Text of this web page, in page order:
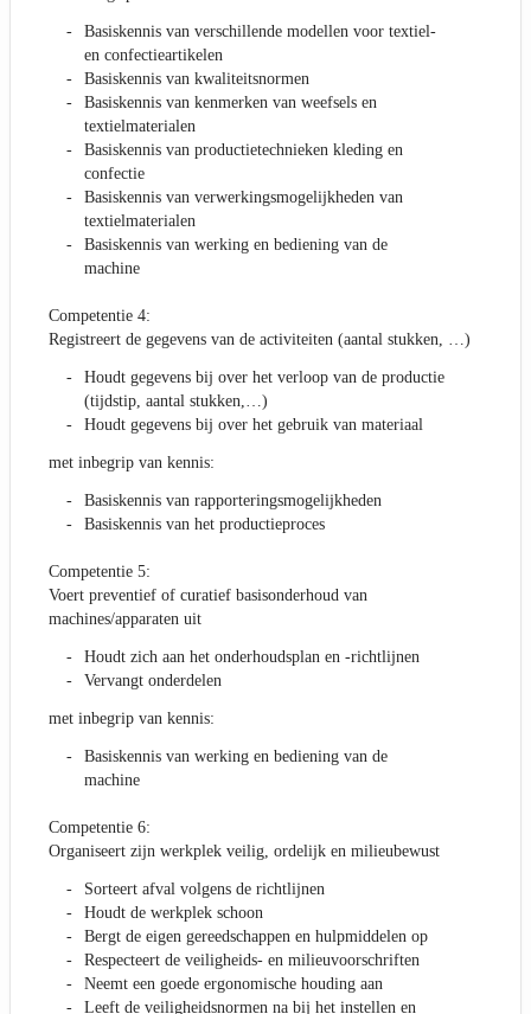
Basiskennis van verschillende modellen voor textiel-
en confectieartikelen
Basiskennis van kwaliteitsnormen
Basiskennis van kenmerken van weefsels en
textielmaterialen
Basiskennis van productietechnieken kleding en
confectie
Basiskennis van verwerkingsmogelijkheden van
textielmaterialen
Basiskennis van werking en bediening van de
machine
Competentie 4:
Registreert de gegevens van de activiteiten (aantal stukken, …)
Houdt gegevens bij over het verloop van de productie
(tijdstip, aantal stukken,…)
Houdt gegevens bij over het gebruik van materiaal
met inbegrip van kennis:
Basiskennis van rapporteringsmogelijkheden
Basiskennis van het productieproces
Competentie 5:
Voert preventief of curatief basisonderhoud van
machines/apparaten uit
Houdt zich aan het onderhoudsplan en -richtlijnen
Vervangt onderdelen
met inbegrip van kennis:
Basiskennis van werking en bediening van de
machine
Competentie 6:
Organiseert zijn werkplek veilig, ordelijk en milieubewust
Sorteert afval volgens de richtlijnen
Houdt de werkplek schoon
Bergt de eigen gereedschappen en hulpmiddelen op
Respecteert de veiligheids- en milieuvoorschriften
Neemt een goede ergonomische houding aan
Leeft de veiligheidsnormen na bij het instellen en